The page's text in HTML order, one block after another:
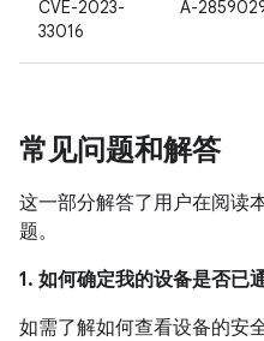
CVE-2023-
33016
A-
常见问题和解答
这一部分解答了用户在阅读
题。
1. 如何确定我的设备是否已
如需了解如何查看设备的安